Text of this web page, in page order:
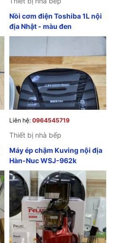
Nồi cơm điện Toshiba 1L nội
địa Nhật - màu đen
Liên hệ: 0964545719
Thiết bị nhà bếp
Máy ép chậm Kuving nội địa
Hàn-Nuc WSJ-962k